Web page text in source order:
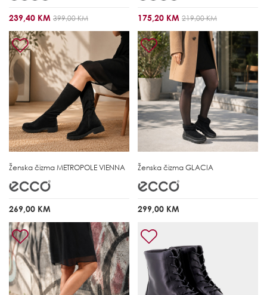
239,40 KM 399,00 KM 175,20 KM 219,00 KM
Ženska čizma METROPOLE VIENNA
269,00 KM
Ženska čizma GLACIA
299,00 KM